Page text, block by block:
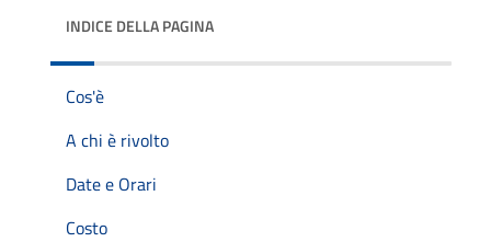
INDICE DELLA PAGINA
Cos'è
A chi è rivolto
Date e Orari
Costo